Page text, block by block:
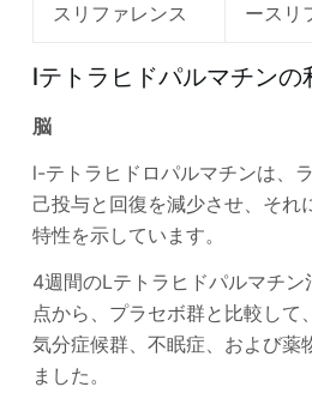
スリファレンス
ースリ
lテトラヒドパルマチンの
脳
l-テトラヒドロパルマチンは、
己投与と回復を減少させ、それ
特性を示しています。
4週間のLテトラヒドパルマチ
点から、プラセボ群と比較して
気分症候群、不眠症、および薬
ました。